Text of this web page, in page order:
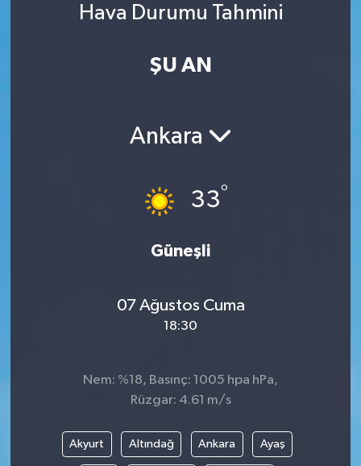
Hava Durumu Tahmini
ŞU AN
Ankara
33°
Güneşli
07 Ağustos Cuma
18:30
Nem: %18, Basınç: 1005 hpa hPa,
Rüzgar: 4.61 m/s
Akyurt Altındağ Ankara Ayaş